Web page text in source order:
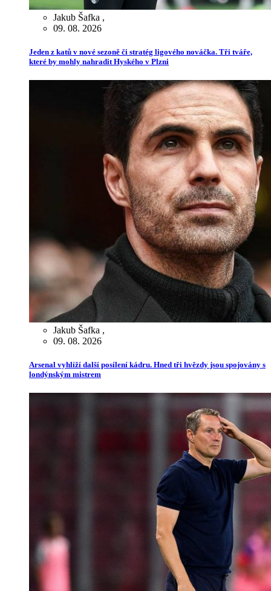
Jakub Šafka ,
09. 08. 2026
Jeden z katů v nové sezoně či stratég ligového nováčka. Tři tváře,
které by mohly nahradit Hyského v Plzni
Jakub Šafka ,
09. 08. 2026
Arsenal vyhlíží další posílení kádru. Hned tři hvězdy jsou spojovány s
londýnským mistrem